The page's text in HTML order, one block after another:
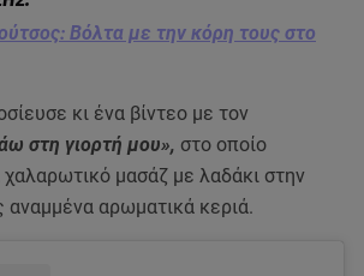
Βόλτα με την κόρη τους στο
κι ένα βίντεο με τον
στη γιορτή μου», στο οποίο
χαλαρωτικό μασάζ με λαδάκι στην
αναμμένα αρωματικά κεριά.